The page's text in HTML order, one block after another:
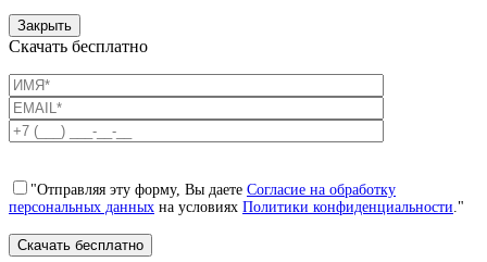
Закрыть
Скачать бесплатно
"Отправляя эту форму, Вы даете Согласие на обработку
персональных данных на условиях Политики конфиденциальности ."